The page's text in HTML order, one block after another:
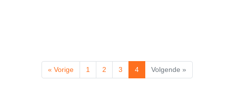
« Vorige 1 2 3 4 Volgende »